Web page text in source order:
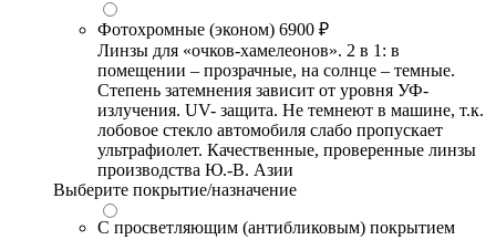
Фотохромные (эконом) 6900 ₽
Линзы для «очков-хамелеонов». 2 в 1: в
помещении – прозрачные, на солнце – темные.
Степень затемнения зависит от уровня УФ-
излучения. UV- защита. Не темнеют в машине, т.к.
лобовое стекло автомобиля слабо пропускает
ультрафиолет. Качественные, проверенные линзы
производства Ю.-В. Азии
Выберите покрытие/назначение
С просветляющим (антибликовым) покрытием